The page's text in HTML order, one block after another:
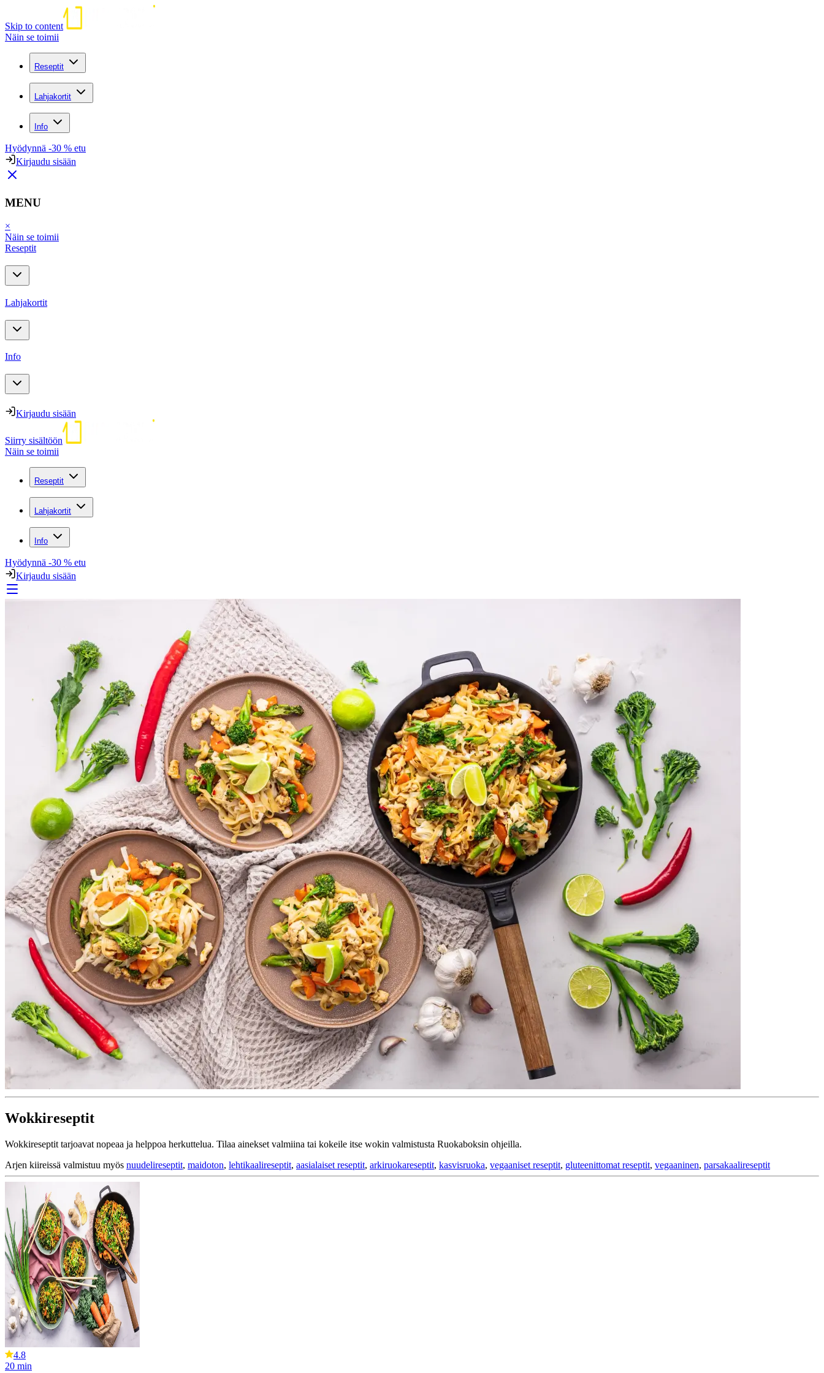
Skip to content
Näin se toimii
Reseptit
Lahjakortit
Info
Hyödynnä -30 % etu
Kirjaudu sisään
MENU
×
Näin se toimii
Reseptit
Lahjakortit
Info
Kirjaudu sisään
Siirry sisältöön
Näin se toimii
Reseptit
Lahjakortit
Info
Hyödynnä -30 % etu
Kirjaudu sisään
Wokkireseptit
Wokkireseptit tarjoavat nopeaa ja helppoa herkuttelua. Tilaa ainekset valmiina tai kokeile itse wokin valmistusta Ruokaboksin ohjeilla.
Arjen kiireissä valmistuu myös nuudelireseptit, maidoton, lehtikaalireseptit, aasialaiset reseptit, arkiruokareseptit, kasvisruoka, vegaaniset reseptit, gluteenittomat reseptit, vegaaninen, parsakaalireseptit
4.8
20 min